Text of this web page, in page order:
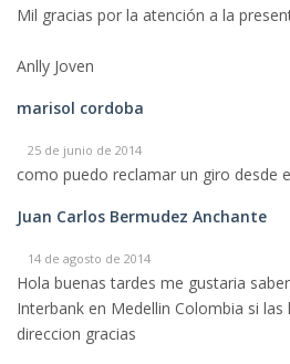
Mil gracias por la atención a la
Anlly Joven
marisol cordoba
25 de junio de 2014
como puedo reclamar un giro desde
Juan Carlos Bermudez Anchante
14 de agosto de 2014
Hola buenas tardes me gustaria
Interbank en Medellin Colombia si
direccion gracias